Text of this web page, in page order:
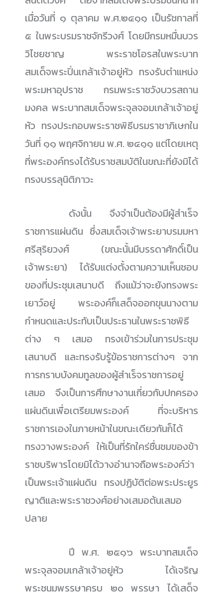
เมื่อวันที่ ๑ ตุลาคม พ.ศ.๒๔๑๑ เป็นรัชกาลที่
๕ ในพระบรมราชจักรีวงศ์ โดยมีกรมหมื่นบวร
วิไชยชาญ พระราชโอรสในพระบาท
สมเด็จพระปิ่นเกล้าเจ้าอยู่หัว ทรงรับตำแหน่ง
พระมหาอุปราช กรมพระราชวังบวรสถาน
มงคล พระบาทสมเด็จพระจุลจอมเกล้าเจ้าอยู่
หัว ทรงประกอบพระราชพิธีบรมราชาภิเษกใน
วันที่ ๑๑ พฤศจิกายน พ.ศ. ๒๔๑๑ แต่โดยเหตุ
ที่พระองค์ทรงได้รับราชสมบัติในขณะที่ยังมิได้
ทรงบรรลุนิติภาวะ
ดังนั้น จึงจำเป็นต้องมีผู้สำเร็จ
ราชการแผ่นดิน ซึ่งสมเด็จเจ้าพระยาบรมมหา
ศรีสุริยวงศ์ (ขณะนั้นมีบรรดาศักดิ์เป็น
เจ้าพระยา) ได้รับแต่งตั้งตามความเห็นชอบ
ของที่ประชุมเสนาบดี ถึงแม้ว่าจะยังทรงพระ
เยาว์อยู่ พระองค์ก็เสด็จออกขุนนางตาม
กำหนดและประทับเป็นประธานในพระราชพิธี
ต่าง ๆ เสมอ ทรงเข้าร่วมในการประชุม
เสนาบดี และทรงรับรู้ข้อราชการต่างๆ จาก
การกราบบังคมทูลของผู้สำเร็จราชการอยู่
เสมอ จึงเป็นการศึกษางานเกี่ยวกับปกครอง
แผ่นดินเพื่อเตรียมพระองค์ ที่จะบริหาร
ราชการเองในภายหน้าในขณะเดียวกันก็ได้
ทรงวางพระองค์ ให้เป็นที่รักใคร่ชื่นชมของข้า
ราชบริพารโดยมิได้วางอำนาจถือพระองค์ว่า
เป็นพระเจ้าแผ่นดิน ทรงปฏิบัติต่อพระประยูร
ญาติและพระราชวงศ์อย่างเสมอต้นเสมอ
ปลาย
ปี พ.ศ. ๒๕๑๖ พระบาทสมเด็จ
พระจุลจอมเกล้าเจ้าอยู่หัว ได้เจริญ
พระชนมพรรษาครบ ๒๐ พรรษา ได้เสด็จ